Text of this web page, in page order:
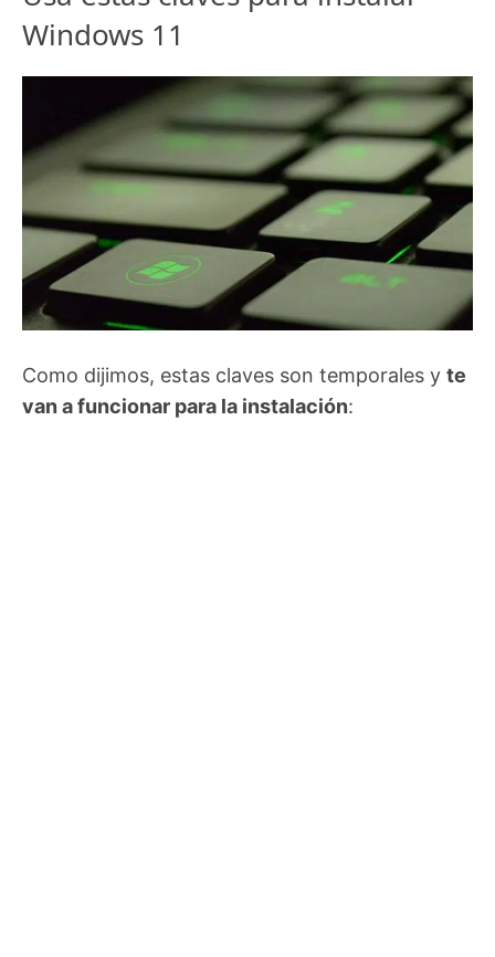
Windows 11
Como dijimos, estas claves son temporales y te
van a funcionar para la instalación: